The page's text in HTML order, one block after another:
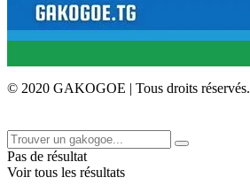
© 2020 GAKOGOE | Tous droits réservés.
Pas de résultat
Voir tous les résultats